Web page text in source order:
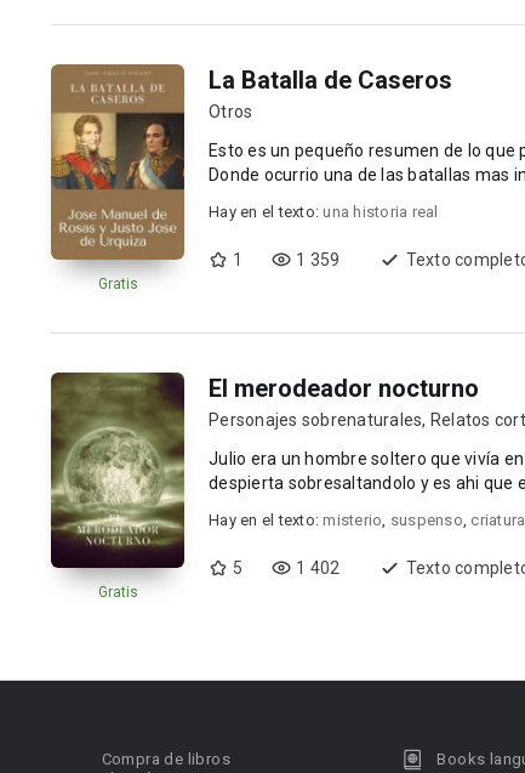
Gratis
La Batalla de Caseros
Otros
Esto es un pequeño resumen de lo que paso aquel 3 de
Donde ocurrio una de las batallas mas
Hay en el texto:una historia real
1 1 359 Texto
Gratis
El merodeador nocturno
Personajes sobrenaturales, Relatos
Julio era un hombre soltero que vivía
despierta sobresaltandolo y es ahi que
Hay en el texto:misterio, suspenso,
5 1 402 Texto
Compra de libros
Books